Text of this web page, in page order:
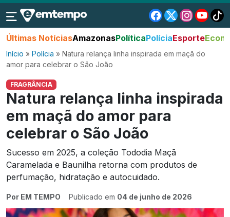
Últimas NotíciasAmazonasPolíticaPolíciaEsporte
Início » Polícia » Natura relança linha inspirada em maçã do
amor para celebrar o São João
FRAGRÂNCIA
Natura relança linha inspirada
em maçã do amor para
celebrar o São João
Sucesso em 2025, a coleção Tododia Maçã
Caramelada e Baunilha retorna com produtos de
perfumação, hidratação e autocuidado.
Por EM TEMPO Publicado em 04 de junho de 2026